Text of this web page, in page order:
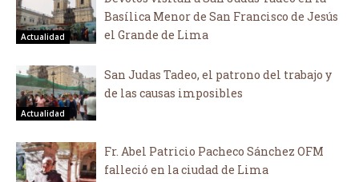
Actualidad
Basílica Menor de San Francisco de Jesús
el Grande de Lima
Actualidad
San Judas Tadeo, el patrono del trabajo y
de las causas imposibles
Fr. Abel Patricio Pacheco Sánchez OFM
falleció en la ciudad de Lima